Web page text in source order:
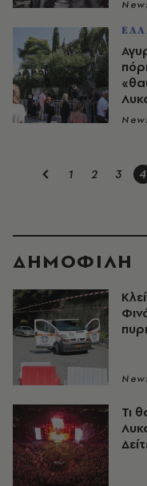
1 2 3 4
ΔΗΜΟΦΙΛΗ
Τι